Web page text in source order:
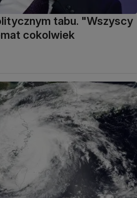
tabu. "Wszyscy
cokolwiek